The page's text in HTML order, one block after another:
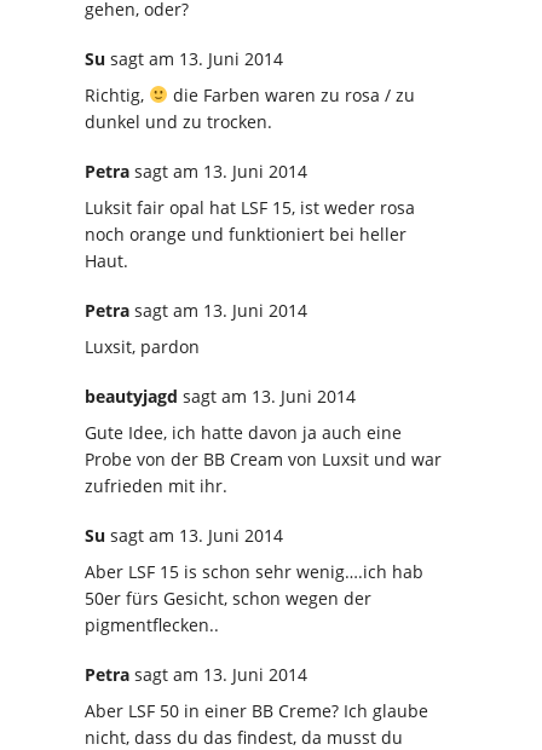
gehen, oder?
Su sagt am 13. Juni 2014
Richtig,
die Farben waren zu rosa / zu
dunkel und zu trocken.
Petra sagt am 13. Juni 2014
Luksit fair opal hat LSF 15, ist weder rosa
noch orange und funktioniert bei heller
Haut.
Petra sagt am 13. Juni 2014
Luxsit, pardon
beautyjagd sagt am 13. Juni 2014
Gute Idee, ich hatte davon ja auch eine
Probe von der BB Cream von Luxsit und war
zufrieden mit ihr.
Su sagt am 13. Juni 2014
Aber LSF 15 is schon sehr wenig….ich hab
50er fürs Gesicht, schon wegen der
pigmentflecken..
Petra sagt am 13. Juni 2014
Aber LSF 50 in einer BB Creme? Ich glaube
nicht, dass du das findest, da musst du